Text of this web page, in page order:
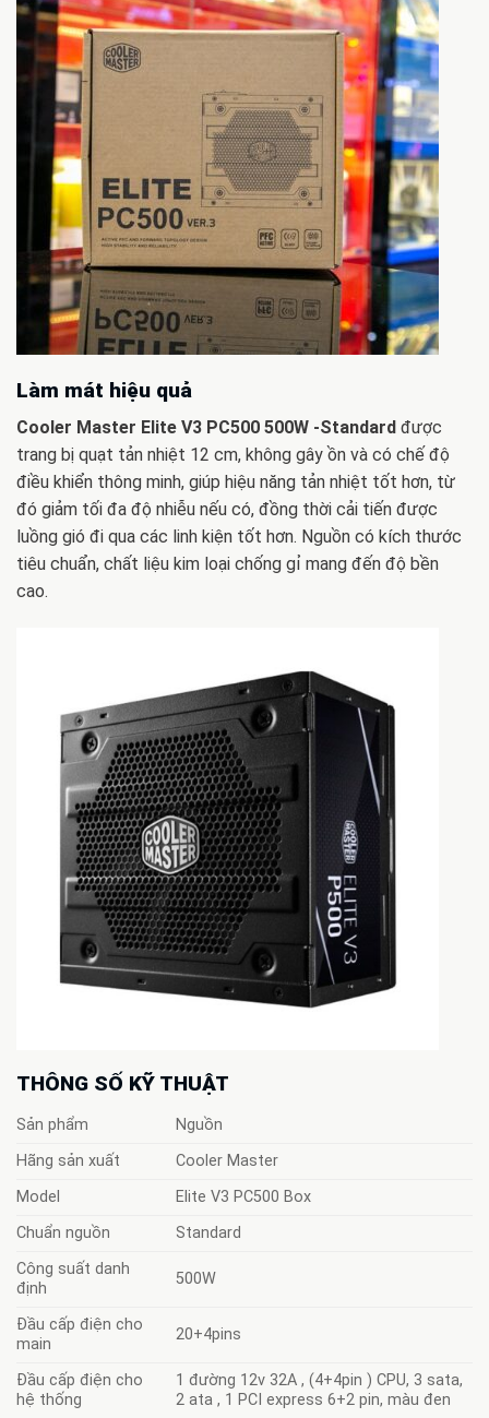
Làm mát hiệu quả
Cooler Master Elite V3 PC500 500W -Standard được
trang bị quạt tản nhiệt 12 cm, không gây ồn và có chế độ
điều khiển thông minh, giúp hiệu năng tản nhiệt tốt hơn, từ
đó giảm tối đa độ nhiễu nếu có, đồng thời cải tiến được
luồng gió đi qua các linh kiện tốt hơn. Nguồn có kích thước
tiêu chuẩn, chất liệu kim loại chống gỉ mang đến độ bền
cao.
THÔNG SỐ KỸ THUẬT
Sản phẩm
Nguồn
Hãng sản xuất
Cooler Master
Model
Elite V3 PC500 Box
Chuẩn nguồn
Standard
Công suất danh
định
500W
Đầu cấp điện cho
main
20+4pins
Đầu cấp điện cho
hệ thống
1 đường 12v 32A , (4+4pin ) CPU, 3 sata,
2 ata , 1 PCI express 6+2 pin, màu đen